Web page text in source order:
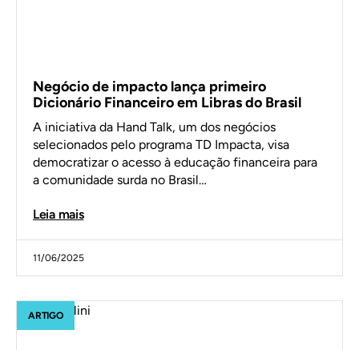
Negócio de impacto lança primeiro
Dicionário Financeiro em Libras do Brasil
A iniciativa da Hand Talk, um dos negócios
selecionados pelo programa TD Impacta, visa
democratizar o acesso à educação financeira para
a comunidade surda no Brasil…
Leia mais
11/06/2025
ARTIGO